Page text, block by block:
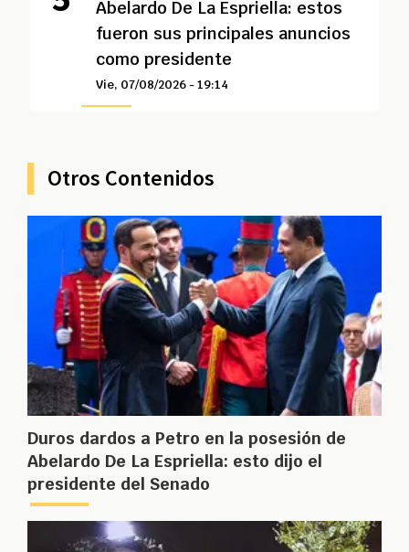
Abelardo De La Espriella: estos
fueron sus principales anuncios
como presidente
Vie, 07/08/2026 - 19:14
Otros Contenidos
Duros dardos a Petro en la posesión de
Abelardo De La Espriella: esto dijo el
presidente del Senado